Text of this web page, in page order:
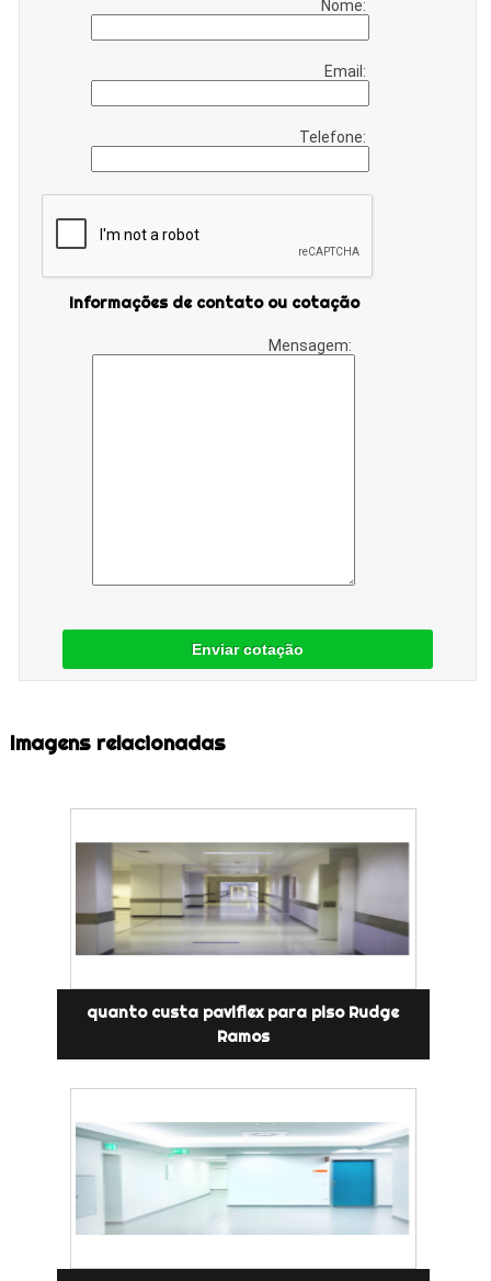
Nome:
Email:
Telefone:
Informações de contato ou cotação
Mensagem:
Enviar cotação
Imagens relacionadas
quanto custa paviflex para piso Rudge
Ramos